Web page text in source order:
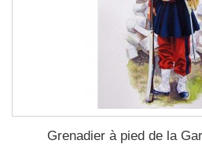
Grenadier à pied de la